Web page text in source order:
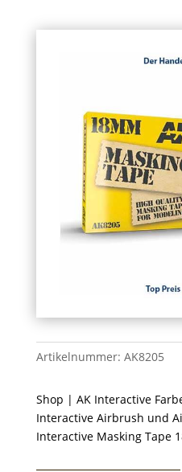
Artikelnummer: AK8205
Shop | AK Interactive
Interactive Airbrush und
Interactive Masking Tape